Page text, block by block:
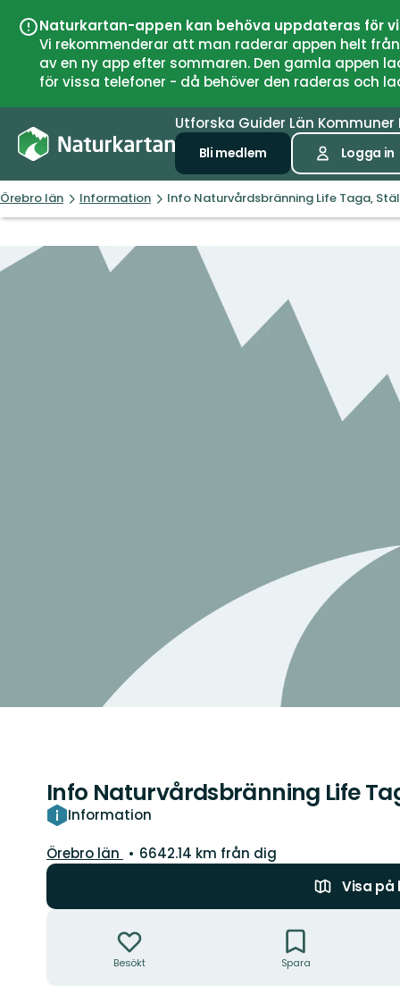
Naturkartan-appen kan behöva uppdateras för
Vi rekommenderar att man raderar appen helt
av en ny app efter sommaren. Den gamla
för vissa telefoner - då behöver den raderas och
Utforska Guider Län Kommuner
Bli medlem Logga in
Örebro län Information Info Naturvårdsbränning Life Taga,
Info Naturvårdsbränning Life
Information
Län:
Örebro län
6642.14 km från dig
Visa på
Besökt Spara